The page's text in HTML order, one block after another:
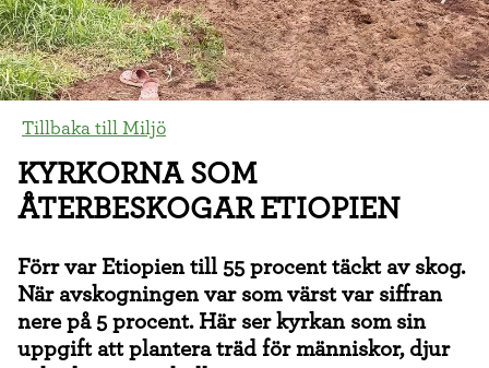
Tillbaka till Miljö
KYRKORNA SOM
ÅTERBESKOGAR ETIOPIEN
Förr var Etiopien till 55 procent täckt av skog.
När avskogningen var som värst var siffran
nere på 5 procent. Här ser kyrkan som sin
uppgift att plantera träd för människor, djur